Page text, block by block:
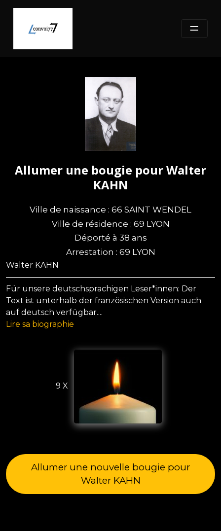
content
Allumer une bougie pour Walter
KAHN
Ville de naissance : 66 SAINT WENDEL
Ville de résidence : 69 LYON
Déporté à 38 ans
Arrestation : 69 LYON
Walter KAHN
Für unsere deutschsprachigen Leser*innen: Der
Text ist unterhalb der französischen Version auch
auf deutsch verfügbar....
Lire sa biographie
9 X
Allumer une nouvelle bougie pour
Walter KAHN